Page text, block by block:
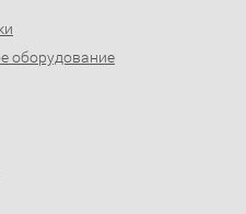
оборудование